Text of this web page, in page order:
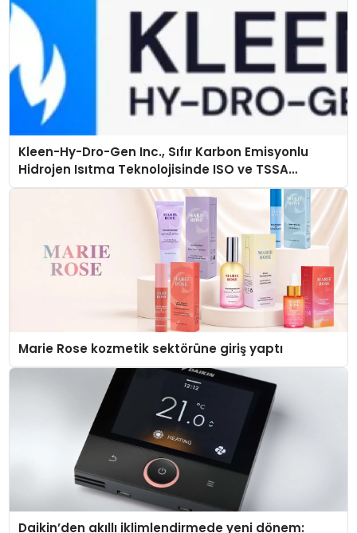
Kleen-Hy-Dro-Gen Inc., Sıfır Karbon Emisyonlu
Hidrojen Isıtma Teknolojisinde ISO ve TSSA
Düzenleyici Onaylarını Aldı
Marie Rose kozmetik sektörüne giriş yaptı
Daikin’den akıllı iklimlendirmede yeni dönem: